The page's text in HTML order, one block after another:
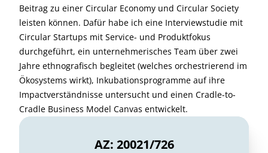
Beitrag zu einer Circular Economy und Circular Society
leisten können. Dafür habe ich eine Interviewstudie mit
Circular Startups mit Service- und Produktfokus
durchgeführt, ein unternehmerisches Team über zwei
Jahre ethnografisch begleitet (welches orchestrierend im
Ökosystems wirkt), Inkubationsprogramme auf ihre
Impactverständnisse untersucht und einen Cradle-to-
Cradle Business Model Canvas entwickelt.
AZ: 20021/726